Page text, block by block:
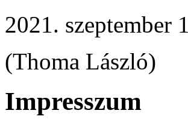
2021. szeptember
(Thoma László)
Impresszum